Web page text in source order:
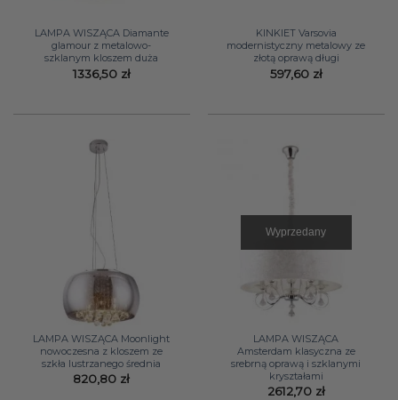
LAMPA WISZĄCA Diamante
glamour z metalowo-
szklanym kloszem duża
1336,50 zł
KINKIET Varsovia
modernistyczny metalowy ze
złotą oprawą długi
597,60 zł
LAMPA WISZĄCA Moonlight
nowoczesna z kloszem ze
szkła lustrzanego średnia
820,80 zł
Wyprzedany
LAMPA WISZĄCA
Amsterdam klasyczna ze
srebrną oprawą i szklanymi
kryształami
2612,70 zł